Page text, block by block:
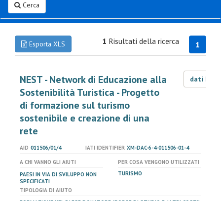
Cerca
Esporta XLS 1
1 Risultati della ricerca
NEST - Network di Educazione alla
Sostenibilità Turistica - Progetto
di formazione sul turismo
sostenibile e creazione di una
rete
dati LOD
AID 011506/01/4 IATI IDENTIFIER XM-DAC-6-4-011506-01-4
A CHI VANNO GLI AIUTI
PAESI IN VIA DI SVILUPPO NON
SPECIFICATI
PER COSA VENGONO UTILIZZATI
TURISMO
TIPOLOGIA DI AIUTO